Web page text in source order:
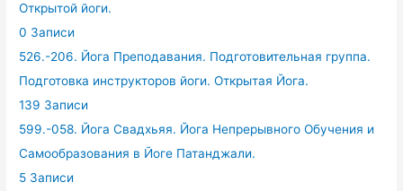
Открытой йоги.
0 Записи
526.-206. Йога Преподавания. Подготовительная группа.
Подготовка инструкторов йоги. Открытая Йога.
139 Записи
599.-058. Йога Свадхьяя. Йога Непрерывного Обучения и
Самообразования в Йоге Патанджали.
5 Записи